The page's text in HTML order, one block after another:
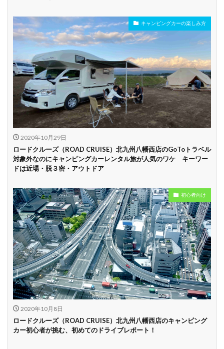
貸し出しオプショ
ン充実
新車多数あり
試乗プラン有り
キャンペーン開催
中
長期割引
学割 早割
キャンピングカーの楽しみ方
2020年10月29日
ロードクルーズ（ROAD CRUISE）北九州八幡西店のGoToトラベル
対象外なのにキャンピングカーレンタル旅が人気のワケ キーワー
ドは近場・脱３密・アウトドア
初心者向け
2020年10月8日
ロードクルーズ（ROAD CRUISE）北九州八幡西店のキャンピング
カー初心者が挑む、初めてのドライブレポート！